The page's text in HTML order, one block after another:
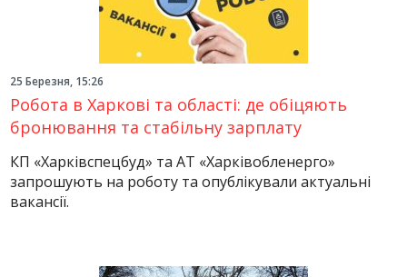
25 Березня, 15:26
Робота в Харкові та області: де обіцяють
бронювання та стабільну зарплату
КП «Харківспецбуд» та АТ «Харківобленерго»
запрошують на роботу та опублікували актуальні
вакансії.